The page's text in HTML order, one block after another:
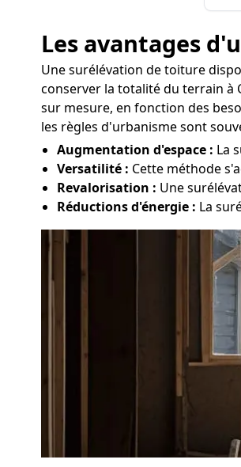
Les avantages
Une surélévation de toiture
conserver la totalité du terrain à
sur mesure, en fonction des
les règles d'urbanisme sont
Augmentation d'espace : La
Versatilité : Cette méthode
Revalorisation : Une
Réductions d'énergie : La